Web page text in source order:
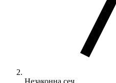
Незаконна сеч